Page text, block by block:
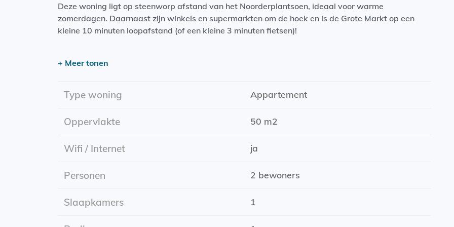
Deze woning ligt op steenworp afstand van het Noorderplantsoen, ideaal voor warme
zomerdagen. Daarnaast zijn winkels en supermarkten om de hoek en is de Grote Markt op een
kleine 10 minuten loopafstand (of een kleine 3 minuten fietsen)!
- Woonkamer met open keuken (inclusief oven, vaatwasser, inductieplaat, koelkast en
afzuiginstallatie)
- Slaapkamer
- Badkamer (inclusief toilet, regendouche, wastafelmeubel met kraan)
ruime binnenplaats en een afgesloten fietsenberging.
Ingangsdatum: 01-08-2025
Huu...
+ Meer tonen
Type woning Appartement
Oppervlakte 50 m2
Wifi / Internet ja
Personen 2 bewoners
Slaapkamers 1